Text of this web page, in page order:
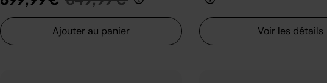
Ajouter au panier Voir les détails